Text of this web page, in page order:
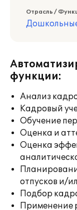
Отрасль /
функции:
Анализ
Кадровый
Обучение
Оценка и
Оценка
отпусков и/
Подбор
Применение